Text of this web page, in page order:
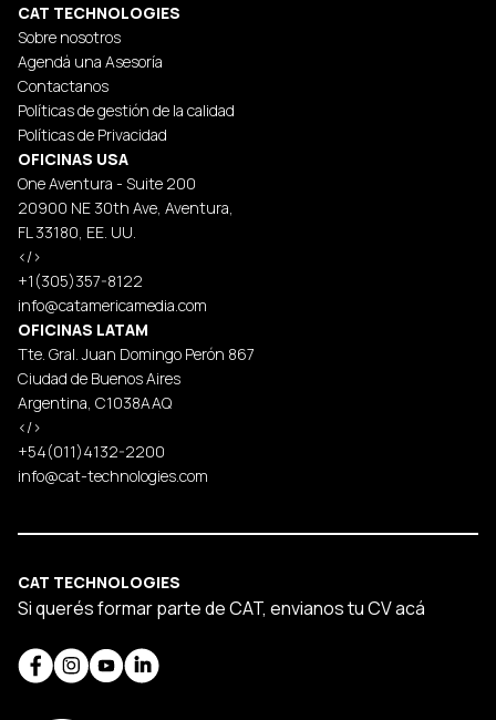
CAT TECHNOLOGIES
Sobre nosotros
Agendá una Asesoría
Contactanos
Políticas de gestión de la calidad
Políticas de Privacidad
OFICINAS USA
One Aventura - Suite 200
20900 NE 30th Ave, Aventura,
FL 33180, EE. UU.
</>
+1(305)357-8122
info@catamericamedia.com
OFICINAS LATAM
Tte. Gral. Juan Domingo Perón 867
Ciudad de Buenos Aires
Argentina, C1038AAQ
</>
+54(011)4132-2200
info@cat-technologies.com
CAT TECHNOLOGIES
Si querés formar parte de CAT, envianos tu CV acá